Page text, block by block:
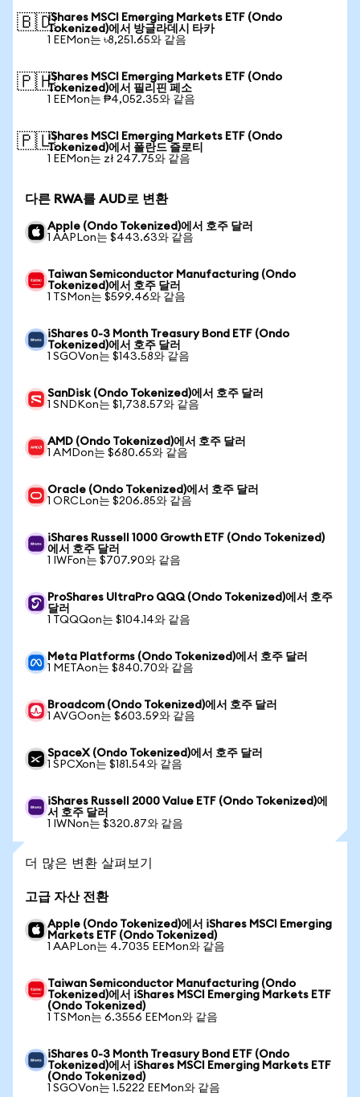
🇧🇩iShares MSCI Emerging Markets ETF (Ondo
Tokenized)에서 방글라데시 타카
1 EEMon는 ৳8,251.65와 같음
🇵🇭iShares MSCI Emerging Markets ETF (Ondo
Tokenized)에서 필리핀 페소
1 EEMon는 ₱4,052.35와 같음
🇵🇱iShares MSCI Emerging Markets ETF (Ondo
Tokenized)에서 폴란드 즐로티
1 EEMon는 zł 247.75와 같음
다른 RWA를 AUD로 변환
Apple (Ondo Tokenized)에서 호주 달러
1 AAPLon는 $443.63와 같음
Taiwan Semiconductor Manufacturing (Ondo
Tokenized)에서 호주 달러
1 TSMon는 $599.46와 같음
iShares 0-3 Month Treasury Bond ETF (Ondo
Tokenized)에서 호주 달러
1 SGOVon는 $143.58와 같음
SanDisk (Ondo Tokenized)에서 호주 달러
1 SNDKon는 $1,738.57와 같음
AMD (Ondo Tokenized)에서 호주 달러
1 AMDon는 $680.65와 같음
Oracle (Ondo Tokenized)에서 호주 달러
1 ORCLon는 $206.85와 같음
iShares Russell 1000 Growth ETF (Ondo Tokenized)
에서 호주 달러
1 IWFon는 $707.90와 같음
ProShares UltraPro QQQ (Ondo Tokenized)에서 호주
달러
1 TQQQon는 $104.14와 같음
Meta Platforms (Ondo Tokenized)에서 호주 달러
1 METAon는 $840.70와 같음
Broadcom (Ondo Tokenized)에서 호주 달러
1 AVGOon는 $603.59와 같음
SpaceX (Ondo Tokenized)에서 호주 달러
1 SPCXon는 $181.54와 같음
iShares Russell 2000 Value ETF (Ondo Tokenized)에
서 호주 달러
1 IWNon는 $320.87와 같음
더 많은 변환 살펴보기
고급 자산 전환
Apple (Ondo Tokenized)에서 iShares MSCI Emerging
Markets ETF (Ondo Tokenized)
1 AAPLon는 4.7035 EEMon와 같음
Taiwan Semiconductor Manufacturing (Ondo
Tokenized)에서 iShares MSCI Emerging Markets ETF
(Ondo Tokenized)
1 TSMon는 6.3556 EEMon와 같음
iShares 0-3 Month Treasury Bond ETF (Ondo
Tokenized)에서 iShares MSCI Emerging Markets ETF
(Ondo Tokenized)
1 SGOVon는 1.5222 EEMon와 같음